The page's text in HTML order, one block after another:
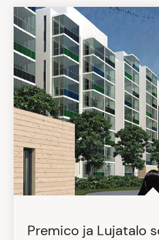
Premico ja Lujatalo